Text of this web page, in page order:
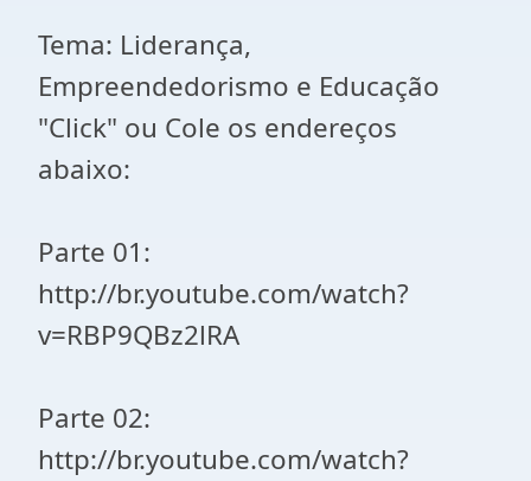
Tema: Liderança,
Empreendedorismo e Educação
"Click" ou Cole os endereços
abaixo:
Parte 01:
http://br.youtube.com/watch?
v=RBP9QBz2lRA
Parte 02:
http://br.youtube.com/watch?